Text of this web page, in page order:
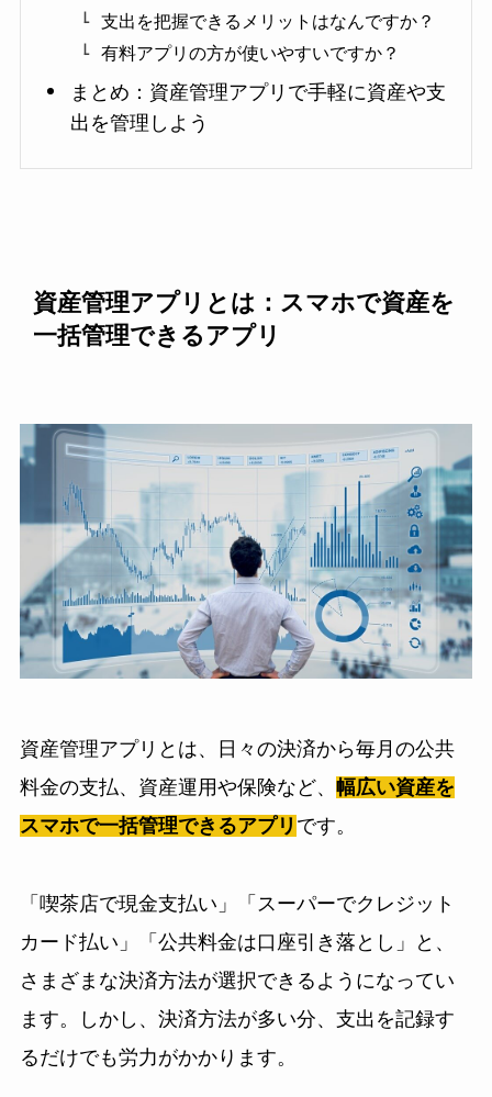
支出を把握できるメリットはなんですか？
有料アプリの方が使いやすいですか？
まとめ：資産管理アプリで手軽に資産や支
出を管理しよう
資産管理アプリとは：スマホで資産を
一括管理できるアプリ
資産管理アプリとは、日々の決済から毎月の公共
料金の支払、資産運用や保険など、 幅広い資産を
スマホで一括管理できるアプリ です。
「喫茶店で現金支払い」「スーパーでクレジット
カード払い」「公共料金は口座引き落とし」と、
さまざまな決済方法が選択できるようになってい
ます。しかし、決済方法が多い分、支出を記録す
るだけでも労力がかかります。